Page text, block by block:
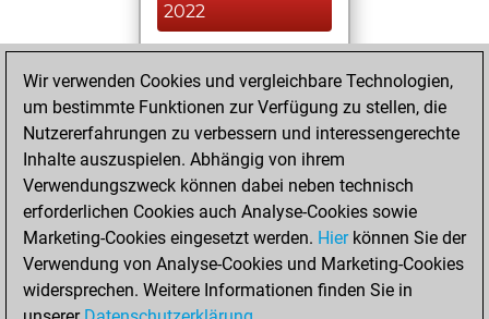
2022
You played 46
blitz games
Play
You scored +9
=4 -33 in blitz
Donnerstag, März
25, 2010
You played 4
bullet games
Play
Wir verwenden Cookies und vergleichbare Technologien,
um bestimmte Funktionen zur Verfügung zu stellen, die
Nutzererfahrungen zu verbessern und interessengerechte
Inhalte auszuspielen. Abhängig von ihrem
Verwendungszweck können dabei neben technisch
erforderlichen Cookies auch Analyse-Cookies sowie
Marketing-Cookies eingesetzt werden. Hierkönnen Sie der
Verwendung von Analyse-Cookies und Marketing-Cookies
widersprechen. Weitere Informationen finden Sie in